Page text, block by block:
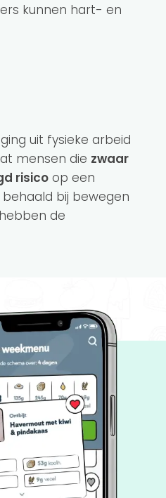
kunnen hart- en
uit fysieke arbeid
mensen die zwaar
risico op een
bij bewegen
de